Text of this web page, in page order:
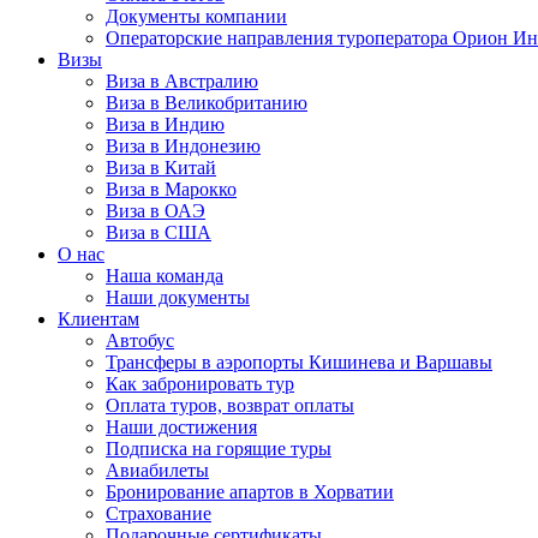
Документы компании
Операторские направления туроператора Орион
Визы
Виза в Австралию
Виза в Великобританию
Виза в Индию
Виза в Индонезию
Виза в Китай
Виза в Марокко
Виза в ОАЭ
Виза в США
О нас
Наша команда
Наши документы
Клиентам
Автобус
Трансферы в аэропорты Кишинева и Варшавы
Как забронировать тур
Оплата туров, возврат оплаты
Наши достижения
Подписка на горящие туры
Авиабилеты
Бронирование апартов в Хорватии
Страхование